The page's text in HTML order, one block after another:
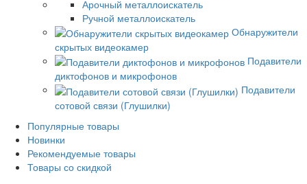
Арочный металлоискатель
Ручной металлоискатель
Обнаружители
скрытых видеокамер
Подавители
диктофонов и микрофонов
Подавители
сотовой связи (Глушилки)
Популярные товары
Новинки
Рекомендуемые товары
Товары со скидкой